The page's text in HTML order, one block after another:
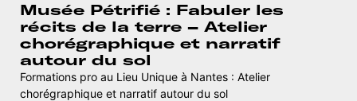
Musée Pétrifié : Fabuler les
récits de la terre – Atelier
chorégraphique et narratif
autour du sol
Formations pro au Lieu Unique à Nantes : Atelier
chorégraphique et narratif autour du sol